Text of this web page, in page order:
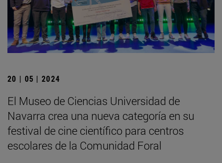
20 | 05 | 2024
El Museo de Ciencias Universidad de
Navarra crea una nueva categoría en su
festival de cine científico para centros
escolares de la Comunidad Foral